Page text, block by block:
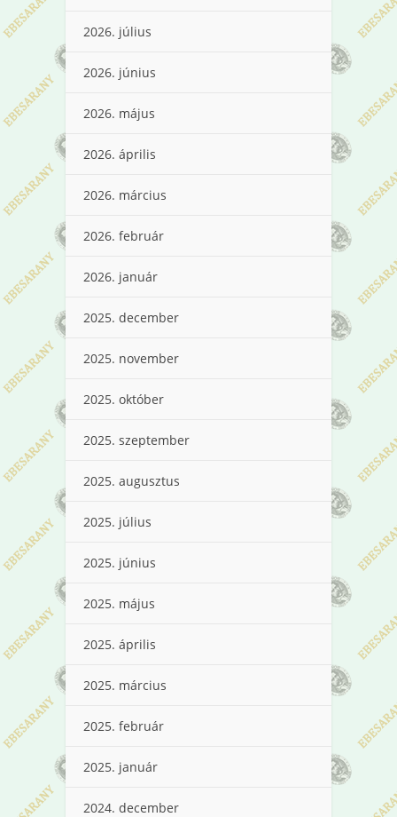
2026. július
2026. június
2026. május
2026. április
2026. március
2026. február
2026. január
2025. december
2025. november
2025. október
2025. szeptember
2025. augusztus
2025. július
2025. június
2025. május
2025. április
2025. március
2025. február
2025. január
2024. december